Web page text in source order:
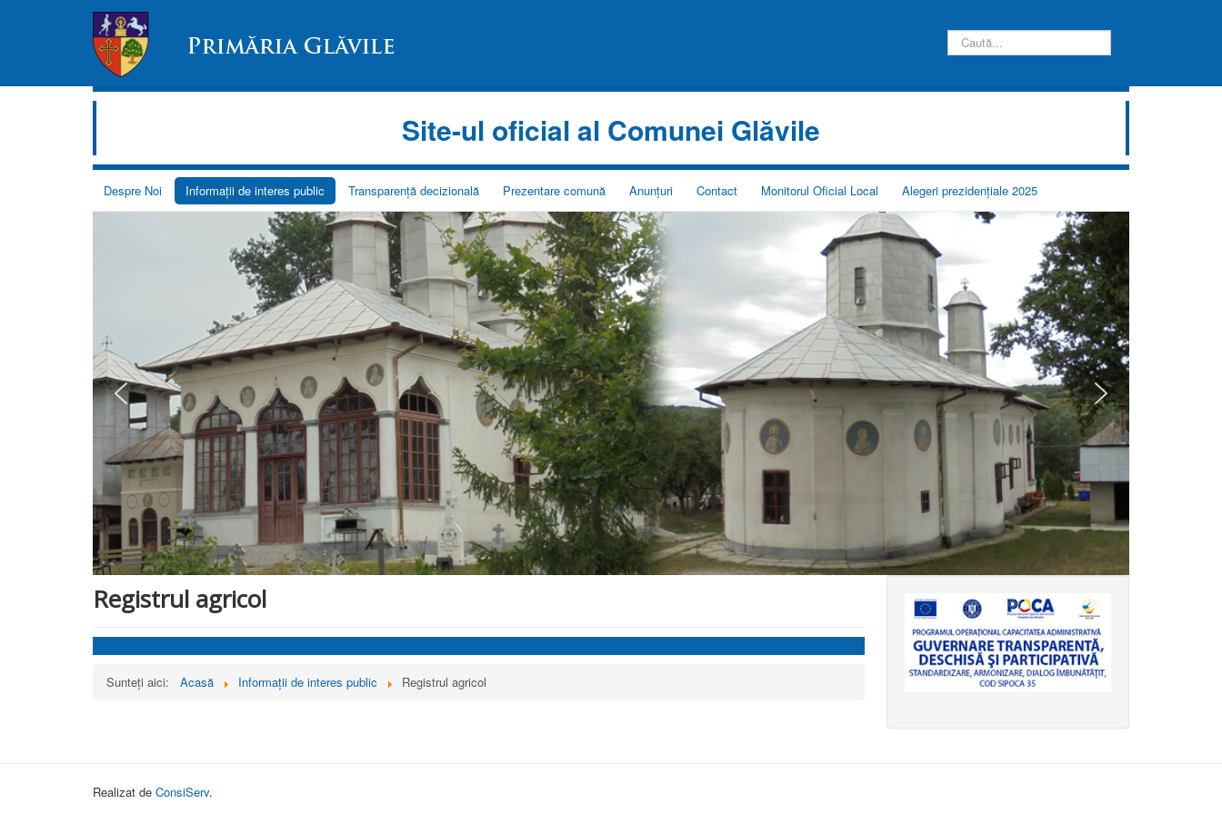
Site-ul oficial al Comunei Glăvile
Despre Noi Informații de interes public Transparență decizională Prezentare comună Anunțuri Contact Monitorul Oficial Local Alegeri prezidențiale 2025
Registrul agricol
Sunteți aici: Acasă Informații de interes public Registrul agricol
Realizat de ConsiServ.